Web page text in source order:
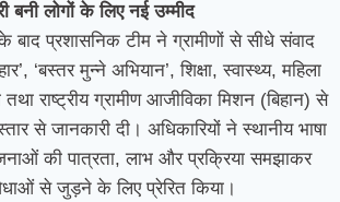
बनी लोगों के लिए नई उम्मीद
बाद प्रशासनिक टीम ने ग्रामीणों से सीधे संवाद
‘बस्तर मुन्ने अभियान’, शिक्षा, स्वास्थ्य, महिला
तथा राष्ट्रीय ग्रामीण आजीविका मिशन (बिहान) से
से जानकारी दी। अधिकारियों ने स्थानीय भाषा
की पात्रता, लाभ और प्रक्रिया समझाकर
से जुड़ने के लिए प्रेरित किया।